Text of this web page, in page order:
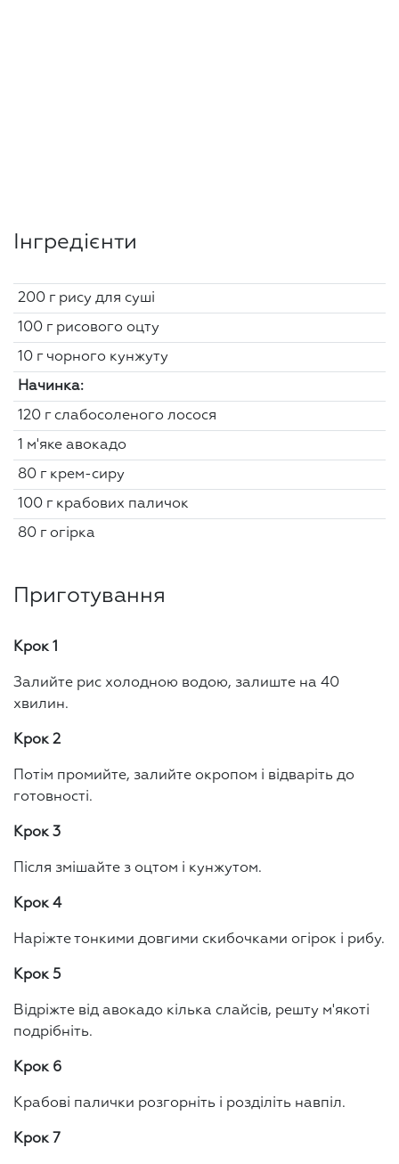
Інгредієнти
200 г рису для суші
100 г рисового оцту
10 г чорного кунжуту
Начинка:
120 г слабосоленого лосося
1 м'яке авокадо
80 г крем-сиру
100 г крабових паличок
80 г огірка
Приготування
Крок 1
Залийте рис холодною водою, залиште на 40
хвилин.
Крок 2
Потім промийте, залийте окропом і відваріть до
готовності.
Крок 3
Після змішайте з оцтом і кунжутом.
Крок 4
Наріжте тонкими довгими скибочками огірок і рибу.
Крок 5
Відріжте від авокадо кілька слайсів, решту м'якоті
подрібніть.
Крок 6
Крабові палички розгорніть і розділіть навпіл.
Крок 7